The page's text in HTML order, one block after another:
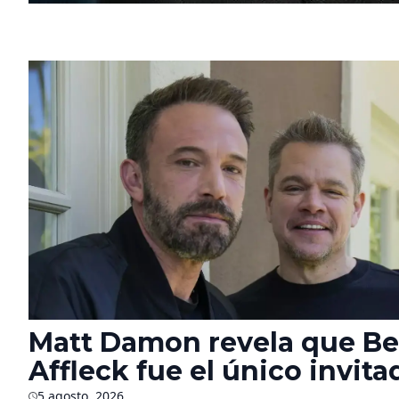
Matt Damon revela que
Affleck fue el único
5 agosto, 2026